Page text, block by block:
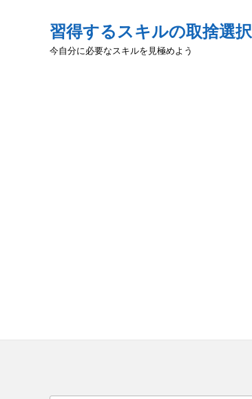
習得するスキルの取捨選択
今自分に必要なスキルを見極めよう